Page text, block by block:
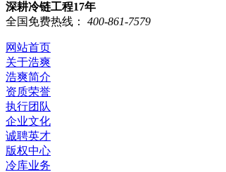
深耕冷链工程17年
全国免费热线：
400-861-7579
网站首页
关于浩爽
浩爽简介
资质荣誉
执行团队
企业文化
诚聘英才
版权中心
冷库业务